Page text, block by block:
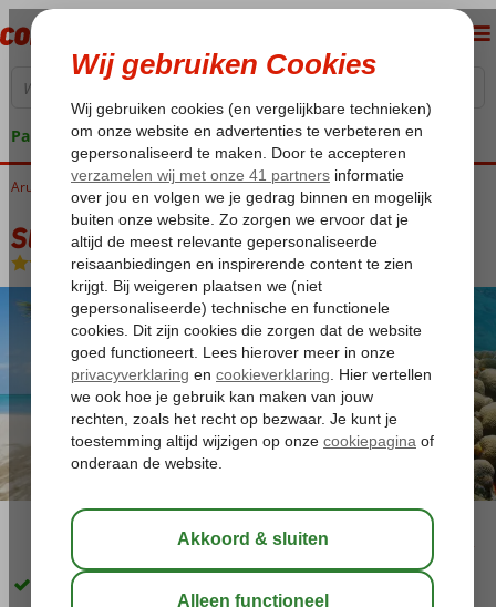
Pakketgarantie
Home
Aruba Malmok Beach Startpakket Gold Coast
Startpakket Gold Coast
Logies
Bepaal zelf je reisduur